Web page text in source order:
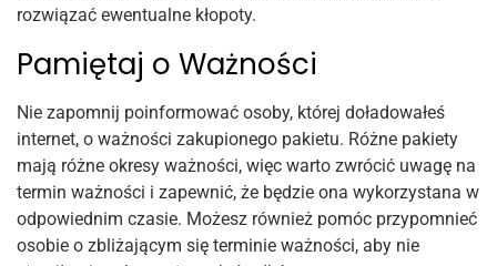
rozwiązać ewentualne kłopoty.
Pamiętaj o Ważności
Nie zapomnij poinformować osoby, której doładowałeś
internet, o ważności zakupionego pakietu. Różne pakiety
mają różne okresy ważności, więc warto zwrócić uwagę na
termin ważności i zapewnić, że będzie ona wykorzystana w
odpowiednim czasie. Możesz również pomóc przypomnieć
osobie o zbliżającym się terminie ważności, aby nie